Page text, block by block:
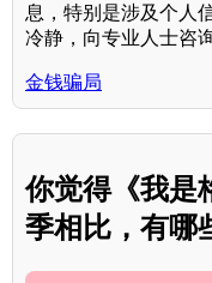
息，特别是涉及个人
冷静，向专业人士咨
金钱骗局
你觉得《我是
季相比，有哪